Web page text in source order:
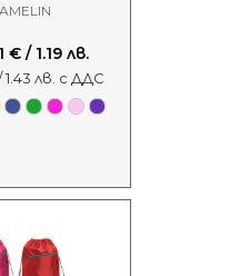
€ / 1.19 лв.
1.43 лв. с ДДС